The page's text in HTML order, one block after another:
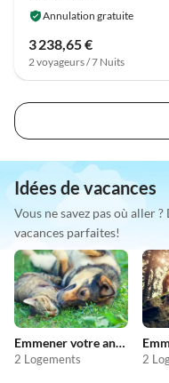
Annulation gratuite
3 238,65 €
2 voyageurs / 7 Nuits
Idées de vacances
Vous ne savez pas où aller
vacances parfaites!
Emmener votre animal en vacances
2 Logements 2